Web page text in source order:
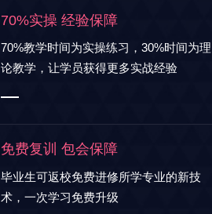
70%实操 经验保障
70%教学时间为实操练习，30%时间为理
论教学，让学员获得更多实战经验
免费复训 包会保障
毕业生可返校免费进修所学专业的新技
术，一次学习免费升级